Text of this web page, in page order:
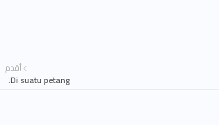
أقدم
Di suatu petang.